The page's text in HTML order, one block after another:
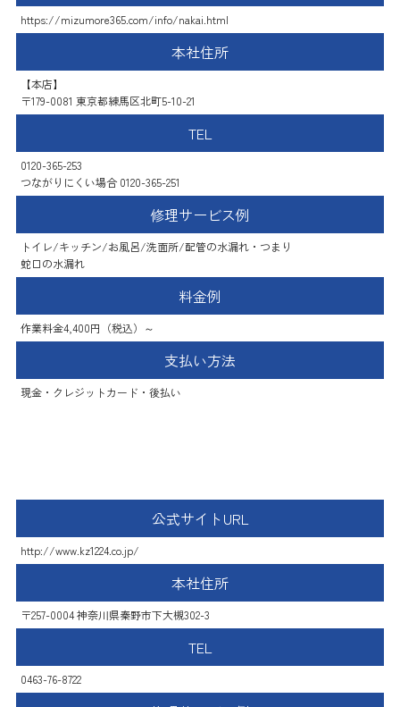
https://mizumore365.com/info/nakai.html
本社住所
【本店】
〒179-0081 東京都練馬区北町5-10-21
TEL
0120-365-253
つながりにくい場合 0120-365-251
修理サービス例
トイレ/キッチン/お風呂/洗面所/配管の水漏れ・つまり
蛇口の水漏れ
料金例
作業料金4,400円（税込）～
支払い方法
現金・クレジットカード・後払い
公式サイトURL
http://www.kz1224.co.jp/
本社住所
〒257-0004 神奈川県秦野市下大槻302-3
TEL
0463-76-8722